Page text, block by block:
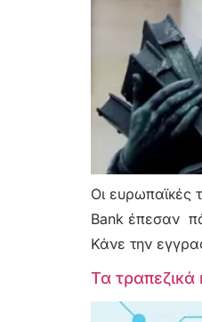
Οι ευρωπαϊκές
Bank έπεσαν
Κάνε την
Τα τραπεζικά